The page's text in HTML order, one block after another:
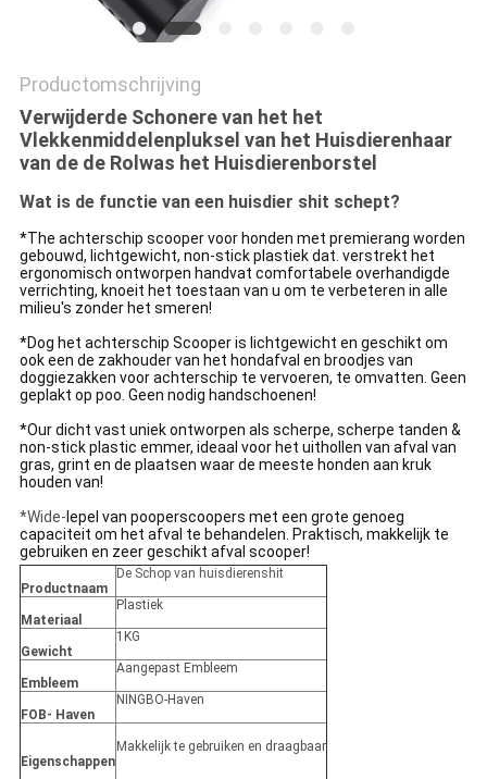
Productomschrijving
Verwijderde Schonere van het het
Vlekkenmiddelenpluksel van het Huisdierenhaar
van de de Rolwas het Huisdierenborstel
Wat is de functie van een huisdier shit schept?
*The achterschip scooper voor honden met premierang worden
gebouwd, lichtgewicht, non-stick plastiek dat. verstrekt het
ergonomisch ontworpen handvat comfortabele overhandigde
verrichting, knoeit het toestaan van u om te verbeteren in alle
milieu's zonder het smeren!
*Dog het achterschip Scooper is lichtgewicht en geschikt om
ook een de zakhouder van het hondafval en broodjes van
doggiezakken voor achterschip te vervoeren, te omvatten. Geen
geplakt op poo. Geen nodig handschoenen!
*Our dicht vast uniek ontworpen als scherpe, scherpe tanden &
non-stick plastic emmer, ideaal voor het uithollen van afval van
gras, grint en de plaatsen waar de meeste honden aan kruk
houden van!
*Wide- lepel van pooperscoopers met een grote genoeg
capaciteit om het afval te behandelen. Praktisch, makkelijk te
gebruiken en zeer geschikt afval scooper!
Productnaam
De Schop van huisdierenshit
Materiaal
Plastiek
Gewicht
1KG
Embleem
Aangepast Embleem
FOB- Haven
NINGBO-Haven
Eigenschappen
Makkelijk te gebruiken en draagbaar